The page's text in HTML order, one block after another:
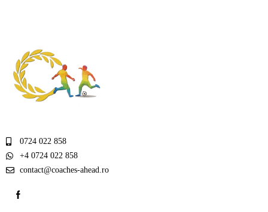
0724 022 858
+4 0724 022 858
contact@coaches-ahead.ro